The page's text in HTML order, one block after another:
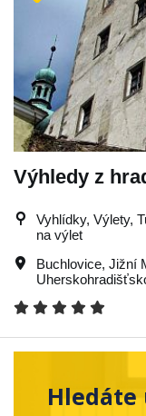
Výhledy z
Vyhlídky, Výlety,
na výlet
Buchlovice, Jižní
Hledáte